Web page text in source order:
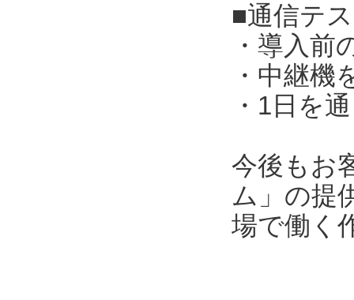
■通信テ
・導入前
・中継機
・1日を
今後もお
ム」の提
場で働く